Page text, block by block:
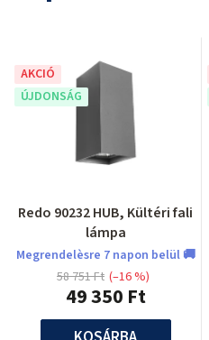
AKCIÓ
ÚJDONSÁG
Redo 90232 HUB, Kültéri fali
lámpa
Megrendelèsre 7 napon belül 🚚
49 350 Ft
58 751 Ft (–16 %)